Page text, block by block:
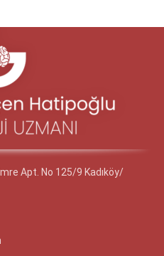
Apt. No 125/9 Kadıköy/